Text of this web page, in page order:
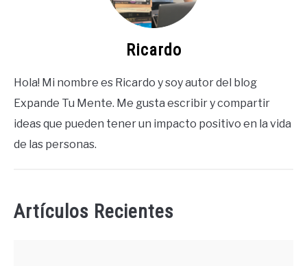
Ricardo
Hola! Mi nombre es Ricardo y soy autor del blog
Expande Tu Mente. Me gusta escribir y compartir
ideas que pueden tener un impacto positivo en la vida
de las personas.
Artículos Recientes